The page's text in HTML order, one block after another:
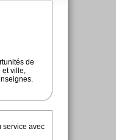
de
et ville,
service avec